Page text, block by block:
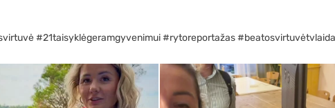
#21taisyklėgeramgyvenimui #rytoreportažas #beatosvirtuvėtvlaida